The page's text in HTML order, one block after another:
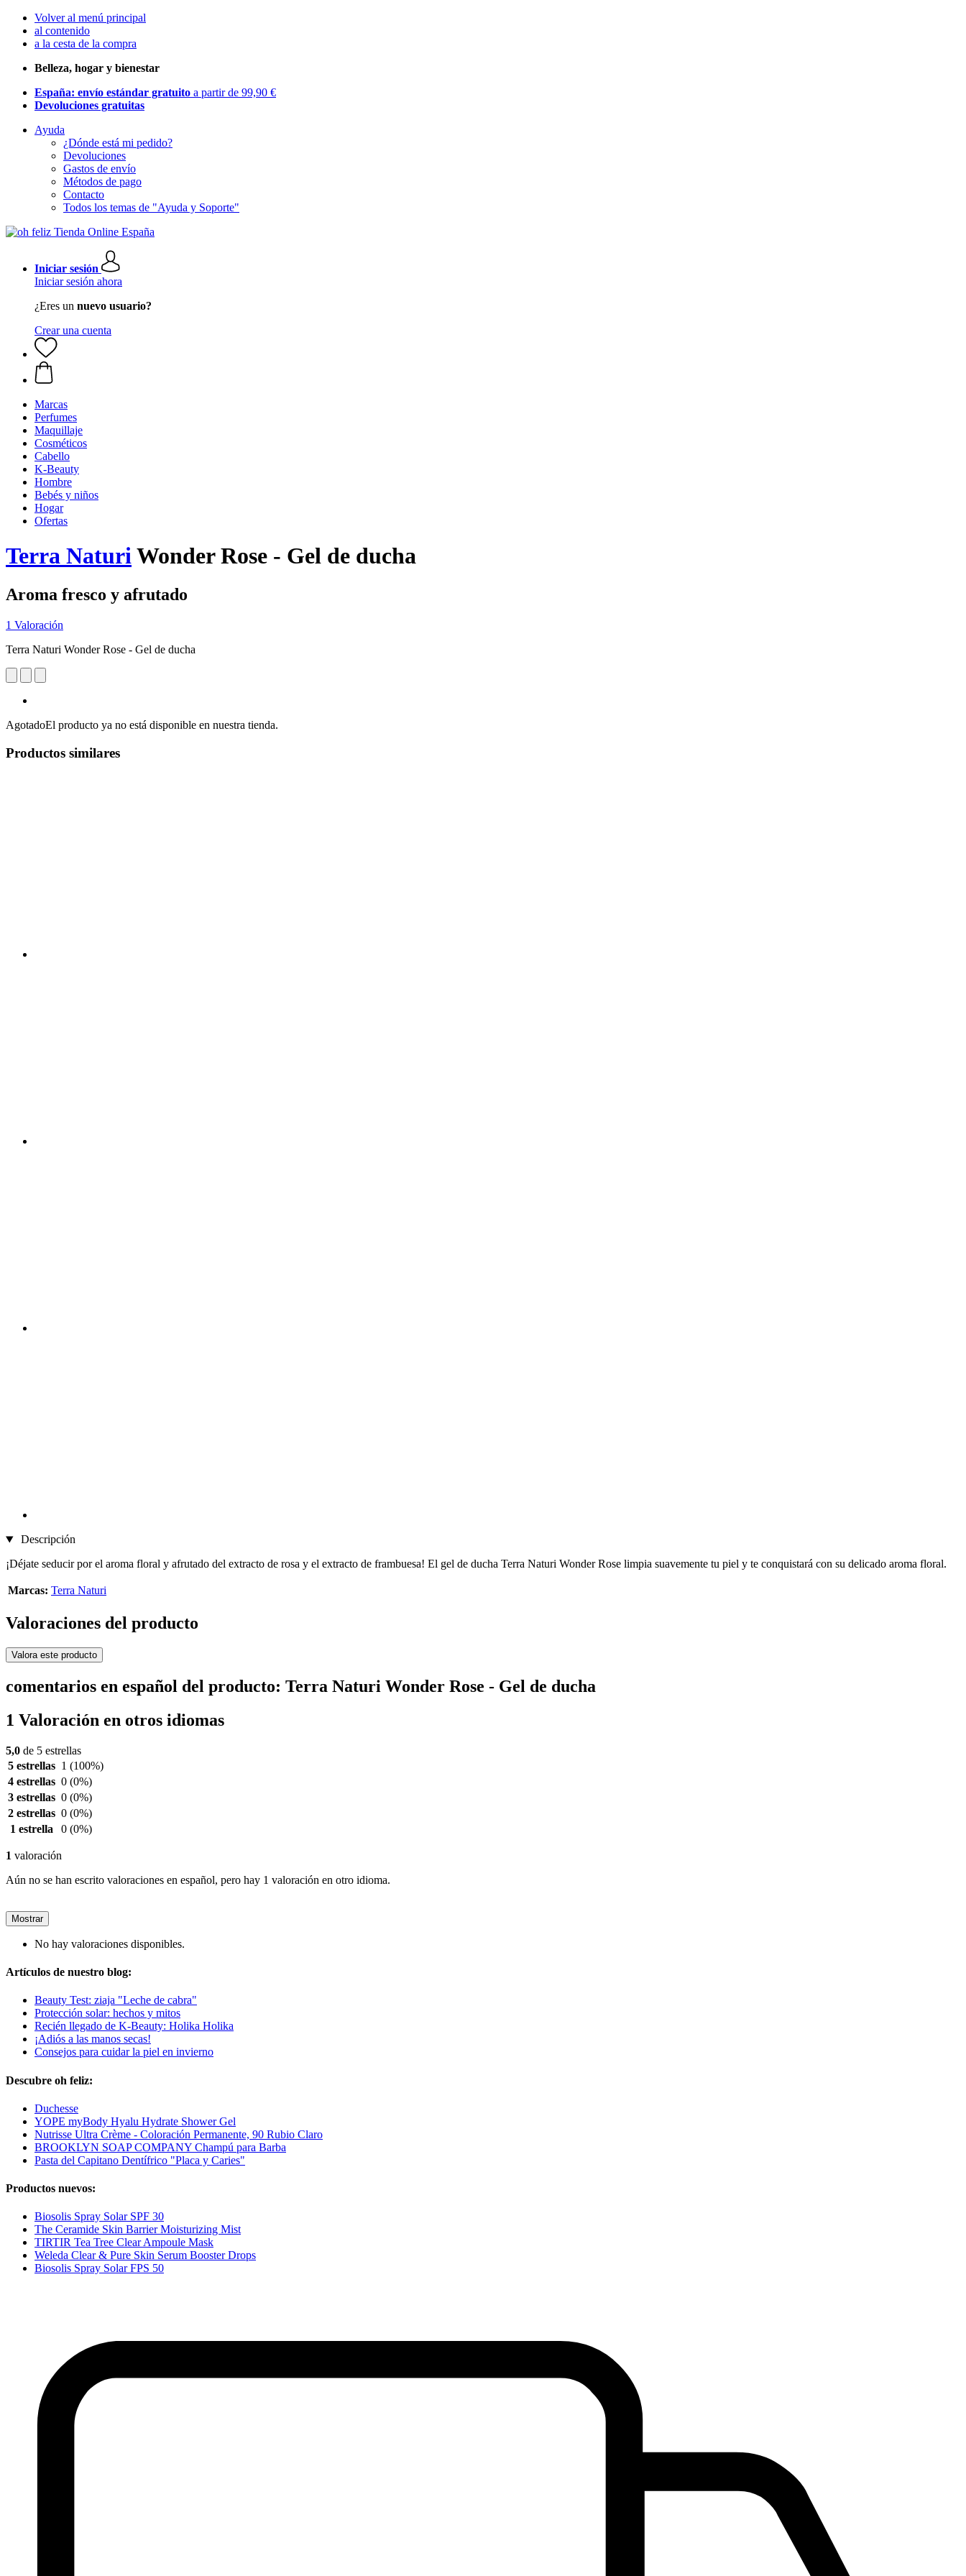
Volver al menú principal
al contenido
a la cesta de la compra
Belleza, hogar y bienestar
España: envío estándar gratuito a partir de 99,90 €
Devoluciones gratuitas
Ayuda
¿Dónde está mi pedido?
Devoluciones
Gastos de envío
Métodos de pago
Contacto
Todos los temas de "Ayuda y Soporte"
Iniciar sesión
Iniciar sesión ahora
¿Eres un nuevo usuario?
Crear una cuenta
Marcas
Perfumes
Maquillaje
Cosméticos
Cabello
K-Beauty
Hombre
Bebés y niños
Hogar
Ofertas
Terra NaturiWonder Rose - Gel de ducha
Aroma fresco y afrutado
1 Valoración
Terra Naturi Wonder Rose - Gel de ducha
AgotadoEl producto ya no está disponible en nuestra tienda.
Productos similares
Descripción
¡Déjate seducir por el aroma floral y afrutado del extracto de rosa y el extracto de frambuesa! El gel de ducha Terra Naturi Wonder Rose limpia suavemente tu piel y te conquistará con su delicado aroma floral.
Marcas: Terra Naturi
Valoraciones del producto
Valora este producto
comentarios en español del producto: Terra Naturi Wonder Rose - Gel de ducha
1 Valoración en otros idiomas
5,0 de 5 estrellas
5 estrellas 1 (100%)
4 estrellas 0 (0%)
3 estrellas 0 (0%)
2 estrellas 0 (0%)
1 estrella
0 (0%)
1 valoración
Aún no se han escrito valoraciones en español, pero hay 1 valoración en otro idioma.
Mostrar
No hay valoraciones disponibles.
Artículos de nuestro blog:
Beauty Test: ziaja "Leche de cabra"
Protección solar: hechos y mitos
Recién llegado de K-Beauty: Holika Holika
¡Adiós a las manos secas!
Consejos para cuidar la piel en invierno
Descubre oh feliz:
Duchesse
YOPE myBody Hyalu Hydrate Shower Gel
Nutrisse Ultra Crème - Coloración Permanente, 90 Rubio Claro
BROOKLYN SOAP COMPANY Champú para Barba
Pasta del Capitano Dentífrico "Placa y Caries"
Productos nuevos:
Biosolis Spray Solar SPF 30
The Ceramide Skin Barrier Moisturizing Mist
TIRTIR Tea Tree Clear Ampoule Mask
Weleda Clear & Pure Skin Serum Booster Drops
Biosolis Spray Solar FPS 50